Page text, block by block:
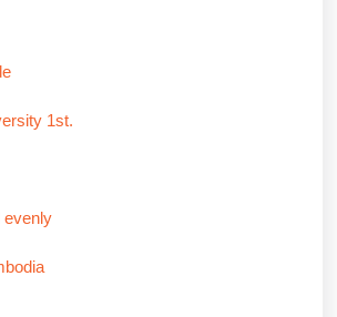
1st.
evenly